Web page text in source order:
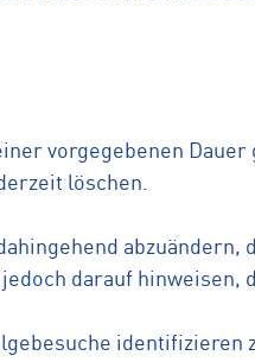
vorgegebenen
löschen.
darauf